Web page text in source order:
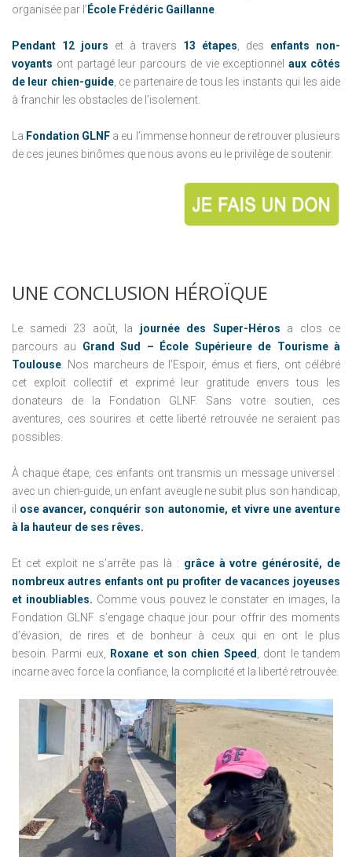
organisée par l’ École Frédéric Gaillanne.
Pendant 12 jours et à travers 13 étapes, des enfants non-
voyants ont partagé leur parcours de vie exceptionnelaux côtés
de leur chien-guide, ce partenaire de tous les instants qui les aide
à franchir les obstacles de l’isolement.
La Fondation GLNF a eu l’immense honneur de retrouver plusieurs
de ces jeunes binômes que nous avons eu le privilège de soutenir.
UNE CONCLUSION HÉROÏQUE
Le samedi 23 août, la journée des Super-Héros a clos ce
parcours au Grand Sud – École Supérieure de Tourisme à
Toulouse. Nos marcheurs de l’Espoir, émus et fiers, ont célébré
cet exploit collectif et exprimé leur gratitude envers tous les
donateurs de la Fondation GLNF. Sans votre soutien, ces
aventures, ces sourires et cette liberté retrouvée ne seraient pas
possibles.
À chaque étape, ces enfants ont transmis un message universel :
avec un chien-guide, un enfant aveugle ne subit plus son handicap,
il ose avancer, conquérir son autonomie, et vivre une aventure
à la hauteur de ses rêves.
Et cet exploit ne s’arrête pas là : grâce à votre générosité, de
nombreux autres enfants ont pu profiter de vacances joyeuses
et inoubliables. Comme vous pouvez le constater en images, la
Fondation GLNF s’engage chaque jour pour offrir des moments
d’évasion, de rires et de bonheur à ceux qui en ont le plus
besoin. Parmi eux, Roxane et son chien Speed, dont le tandem
incarne avec force la confiance, la complicité et la liberté retrouvée.